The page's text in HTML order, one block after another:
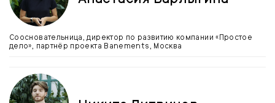
Соосновательница, директор по развитию компании «Простое
дело», партнёр проекта Banements, Москва